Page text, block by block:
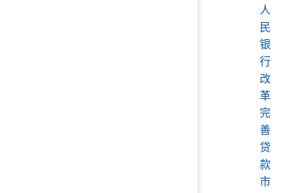
人
民
银
行
改
革
完
善
贷
款
市